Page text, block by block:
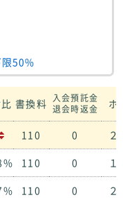
50%
書換料 入会預託金
退会時返金
ホ
110 0
110 0
110 0